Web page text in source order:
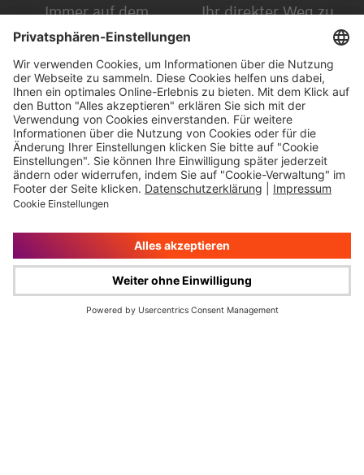
Immer auf dem
Laufenden
Finanzkalender
IR-Newsletter
Ihr direkter Weg zu
Karriere